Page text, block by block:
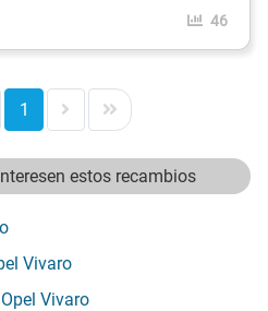
46
1
estos recambios
Vivaro
Vivaro